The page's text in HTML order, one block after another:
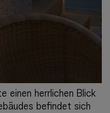
einen herrlichen Blick
befindet sich